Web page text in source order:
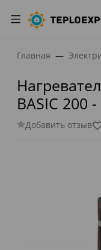
Главная
BASIC 200
Добавить отзыв